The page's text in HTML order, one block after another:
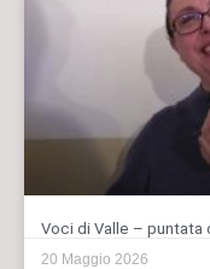
Voci di Valle – puntata
20 Maggio 2026